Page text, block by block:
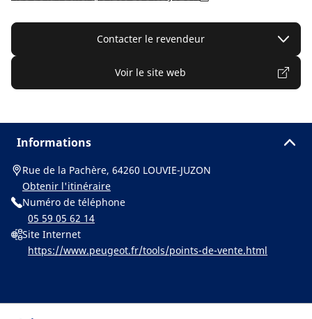
Contacter le revendeur
Voir le site web
Informations
Rue de la Pachère, 64260 LOUVIE-JUZON
Obtenir l'itinéraire
Numéro de téléphone
05 59 05 62 14
Site Internet
https://www.peugeot.fr/tools/points-de-vente.html